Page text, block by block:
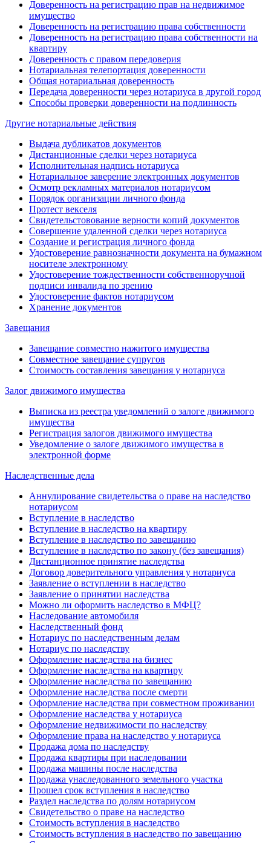
Доверенность на регистрацию прав на недвижимое
имущество
Доверенность на регистрацию права собственности
Доверенность на регистрацию права собственности на
квартиру
Доверенность с правом передоверия
Нотариальная телепортация доверенности
Общая нотариальная доверенность
Передача доверенности через нотариуса в другой город
Способы проверки доверенности на подлинность
Другие нотариальные действия
Выдача дубликатов документов
Дистанционные сделки через нотариуса
Исполнительная надпись нотариуса
Нотариальное заверение электронных документов
Осмотр рекламных материалов нотариусом
Порядок организации личного фонда
Протест векселя
Свидетельстовование верности копий документов
Совершение удаленной сделки через нотариуса
Создание и регистрация личного фонда
Удостоверение равнозначности документа на бумажном
носителе электронному
Удостоверение тождественности собственноручной
подписи инвалида по зрению
Удостоверение фактов нотариусом
Хранение документов
Завещания
Завещание совместно нажитого имущества
Совместное завещание супругов
Стоимость составления завещания у нотариуса
Залог движимого имущества
Выписка из реестра уведомлений о залоге движимого
имущества
Регистрация залогов движимого имущества
Уведомление о залоге движимого имущества в
электронной форме
Наследственные дела
Аннулирование свидетельства о праве на наследство
нотариусом
Вступление в наследство
Вступление в наследство на квартиру
Вступление в наследство по завещанию
Вступление в наследство по закону (без завещания)
Дистанционное принятие наследства
Договор доверительного управления у нотариуса
Заявление о вступлении в наследство
Заявление о принятии наследства
Можно ли оформить наследство в МФЦ?
Наследование автомобиля
Наследственный фонд
Нотариус по наследственным делам
Нотариус по наследству
Оформление наследства на бизнес
Оформление наследства на квартиру
Оформление наследства по завещанию
Оформление наследства после смерти
Оформление наследства при совместном проживании
Оформление наследства у нотариуса
Оформление недвижимости по наследству
Оформление права на наследство у нотариуса
Продажа дома по наследству
Продажа квартиры при наследовании
Продажа машины после наследства
Продажа унаследованного земельного участка
Прошел срок вступления в наследство
Раздел наследства по долям нотариусом
Свидетельство о праве на наследство
Стоимость вступления в наследство
Стоимость вступления в наследство по завещанию